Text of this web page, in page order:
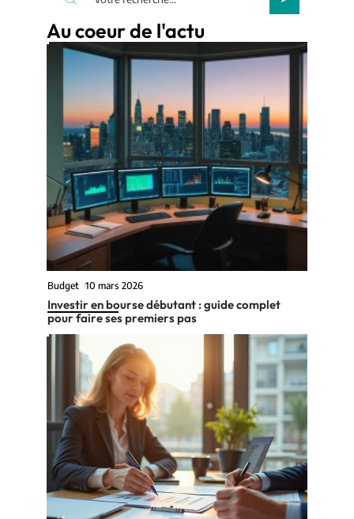
Au coeur de l'actu
Budget 10 mars 2026
Investir en bourse débutant : guide complet
pour faire ses premiers pas